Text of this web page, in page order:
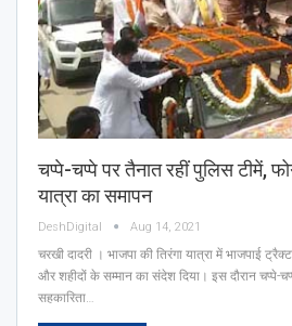
चप्पे-चप्पे पर तैनात रहीं पुलिस टीमें,
यात्रा का समापन
DeshDigital Aug 14, 2021
चरखी दादरी । भाजपा की तिरंगा यात्रा में भाजपाई
और शहीदों के सम्मान का संदेश दिया। इस दौरान चप्पे-
सहकारिता…